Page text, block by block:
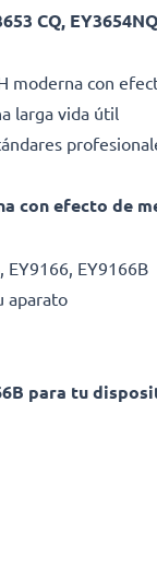
CQ,
moderna con
larga vida útil
con efecto de
EY9166B
aparato
para tu